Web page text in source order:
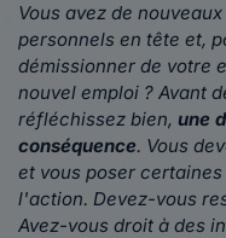
Vous avez de
personnels en tête et,
démissionner de votre
nouvel emploi ? Avant
réfléchissez bien, une
conséquence. Vous
et vous poser
l'action. Devez-vous
Avez-vous droit à des